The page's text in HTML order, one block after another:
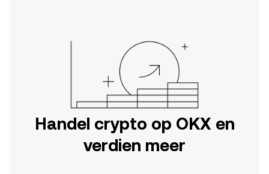
Handel crypto op OKX en
verdien meer